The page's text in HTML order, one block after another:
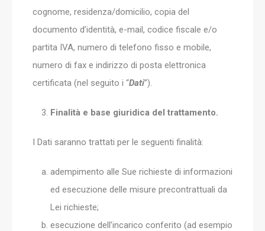
cognome, residenza/domicilio, copia del
documento d’identità, e-mail, codice fiscale e/o
partita IVA, numero di telefono fisso e mobile,
numero di fax e indirizzo di posta elettronica
certificata (nel seguito i “Dati”).
Finalità e base giuridica del trattamento.
I Dati saranno trattati per le seguenti finalità:
adempimento alle Sue richieste di informazioni
ed esecuzione delle misure precontrattuali da
Lei richieste;
esecuzione dell’incarico conferito (ad esempio